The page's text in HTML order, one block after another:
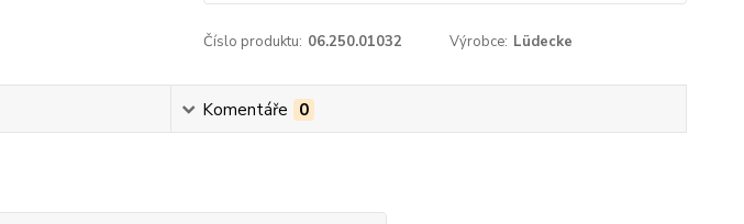
Číslo produktu: 06.250.01032 Výrobce: Lüdecke
Komentáře 0